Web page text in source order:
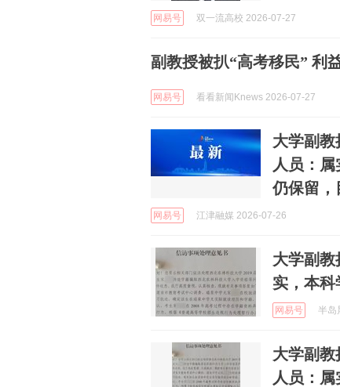
网易号 双一流高校 2026-07-27
副教授被扒“高考移民” 利
网易号 看看新闻Knews 2026-07-27
大学副教
人员：
仍保留，
网易号 江津融媒 2026-07-26
大学副教
实，本科
网易号 半岛
大学副教
人员：